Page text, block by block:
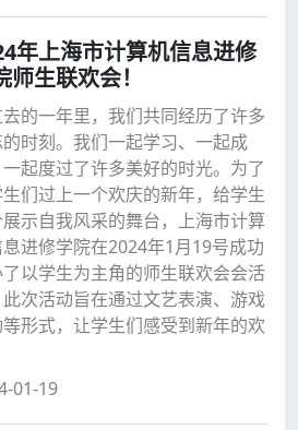
年上海市计算机信息进修
师生联欢会！
的一年里，我们共同经历了许多
时刻。我们一起学习、一起成
起度过了许多美好的时光。为了
们过上一个欢庆的新年，给学生
示自我风采的舞台，上海市计算
进修学院在2024年1月19号成功
以学生为主角的师生联欢会会活
次活动旨在通过文艺表演、游戏
形式，让学生们感受到新年的欢
01-19